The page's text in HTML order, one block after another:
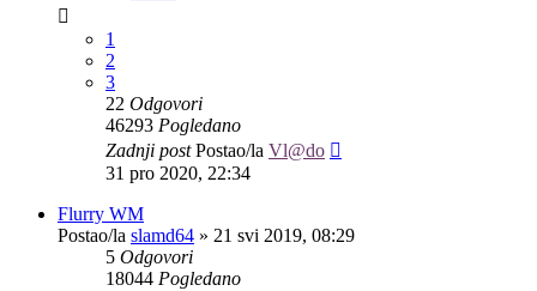
1
2
3
22 Odgovori
46293 Pogledano
Zadnji postPostao/la Vl@do
31 pro 2020, 22:34
Flurry WM
Postao/la slamd64 » 21 svi 2019, 08:29
5 Odgovori
18044 Pogledano